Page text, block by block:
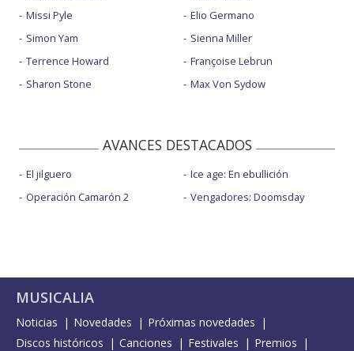
Missi Pyle
Simon Yam
Terrence Howard
Sharon Stone
Elio Germano
Sienna Miller
Françoise Lebrun
Max Von Sydow
AVANCES DESTACADOS
El jilguero
Operación Camarón 2
Ice age: En ebullición
Vengadores: Doomsday
MUSICALIA
Noticias Novedades
Próximas novedades
Discos históricos
Canciones Festivales
Premios